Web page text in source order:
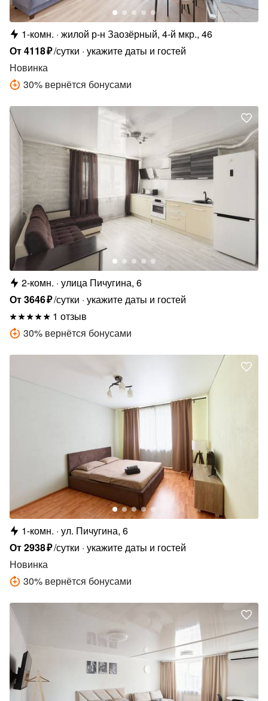
1-комн.
жилой р-н Заозёрный, 4-й мкр., 46
От4118₽/сутки укажите даты и гостей
Новинка
30% вернётся бонусами
2-комн. улица Пичугина, 6
От3646₽/сутки укажите даты и гостей
1 отзыв
30% вернётся бонусами
1-комн. ул. Пичугина, 6
От2938₽/сутки укажите даты и гостей
Новинка
30% вернётся бонусами